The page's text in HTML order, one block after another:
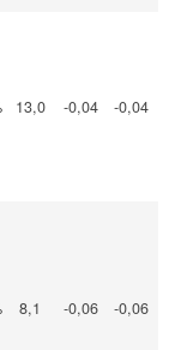
13,0 -0,04 -0,04
8,1 -0,06 -0,06